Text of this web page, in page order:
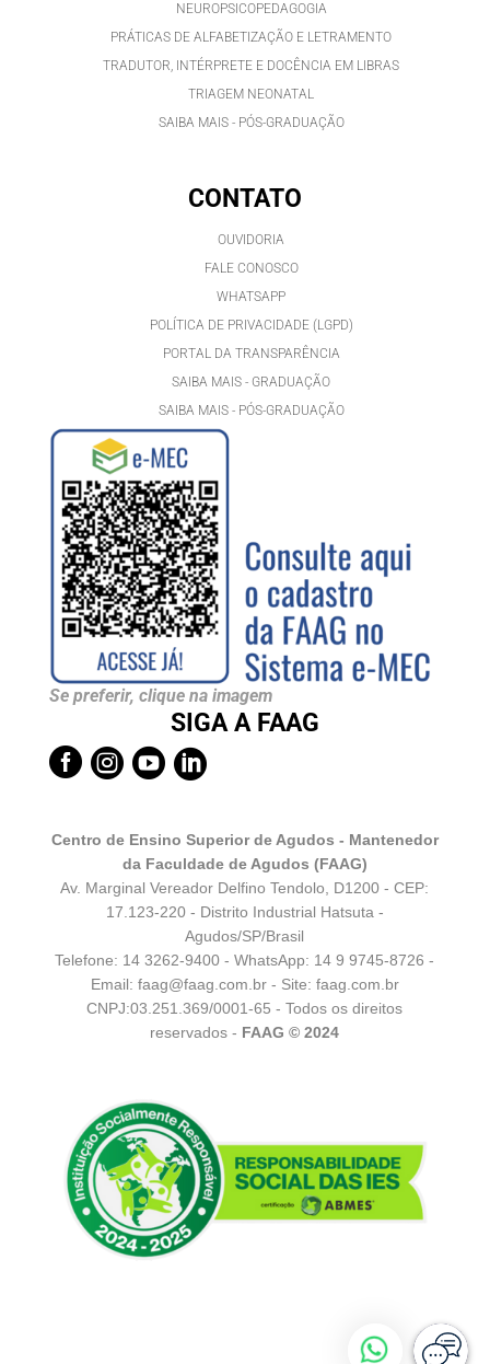
NEUROPSICOPEDAGOGIA
PRÁTICAS DE ALFABETIZAÇÃO E LETRAMENTO
TRADUTOR, INTÉRPRETE E DOCÊNCIA EM LIBRAS
TRIAGEM NEONATAL
SAIBA MAIS - PÓS-GRADUAÇÃO
CONTATO
OUVIDORIA
FALE CONOSCO
WHATSAPP
POLÍTICA DE PRIVACIDADE (LGPD)
PORTAL DA TRANSPARÊNCIA
SAIBA MAIS - GRADUAÇÃO
SAIBA MAIS - PÓS-GRADUAÇÃO
Se preferir, clique na imagem
SIGA A FAAG
   
Centro de Ensino Superior de Agudos - Mantenedor
da Faculdade de Agudos (FAAG)
Av. Marginal Vereador Delfino Tendolo, D1200 - CEP:
17.123-220 - Distrito Industrial Hatsuta -
Agudos/SP/Brasil
Telefone: 14 3262-9400 - WhatsApp: 14 9 9745-8726-
Email: faag@faag.com.br- Site: faag.com.br
CNPJ:03.251.369/0001-65 - Todos os direitos
reservados - FAAG © 2024